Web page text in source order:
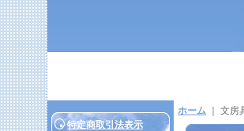
特定商取引法表示
ホーム ｜ 文房